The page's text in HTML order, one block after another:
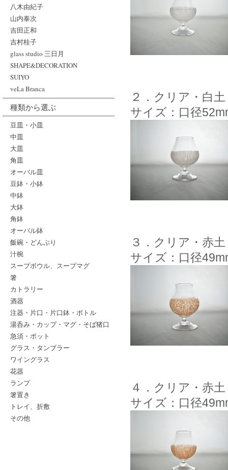
八木由紀子
山内泰次
吉田正和
吉村桂子
glass studio 三日月
SHAPE&DECORATION
SUIYO
veLa Branca
種類から選ぶ
豆皿・小皿
中皿
大皿
角皿
オーバル皿
豆鉢・小鉢
中鉢
大鉢
角鉢
オーバル鉢
飯碗・どんぶり
汁椀
スープボウル、スープマグ
箸
カトラリー
酒器
注器・片口・片口鉢・ボトル
湯呑み・カップ・マグ・そば猪口
急須・ポット
グラス・タンブラー
ワイングラス
花器
ランプ
箸置き
トレイ、折敷
その他
２．クリア・白土
サイズ：口径
３．クリア・赤土
サイズ：口径
４．クリア・赤土
サイズ：口径